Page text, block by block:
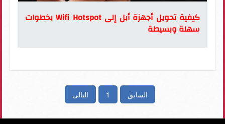
كيفية تحويل أجهزة أبل إلى Wifi Hotspot بخطوات
سهلة وبسيطة
السابق 1 التالى